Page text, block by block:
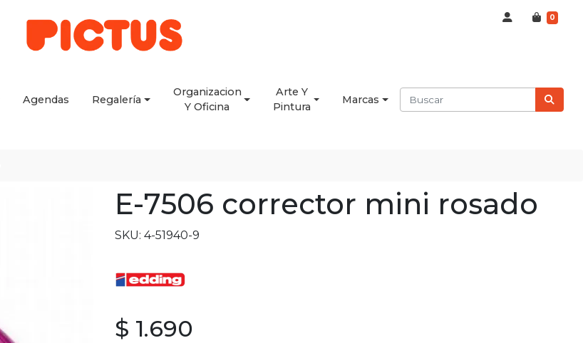
0
Agendas Regalería
Organizacion
Y Oficina
Arte Y
Pintura
Marcas
E-7506 corrector mini rosado
SKU: 4-51940-9
$ 1.690